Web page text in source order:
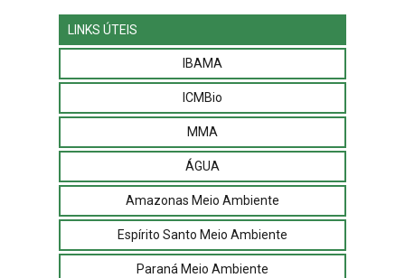
LINKS ÚTEIS
IBAMA
ICMBio
MMA
ÁGUA
Amazonas Meio Ambiente
Espírito Santo Meio Ambiente
Paraná Meio Ambiente